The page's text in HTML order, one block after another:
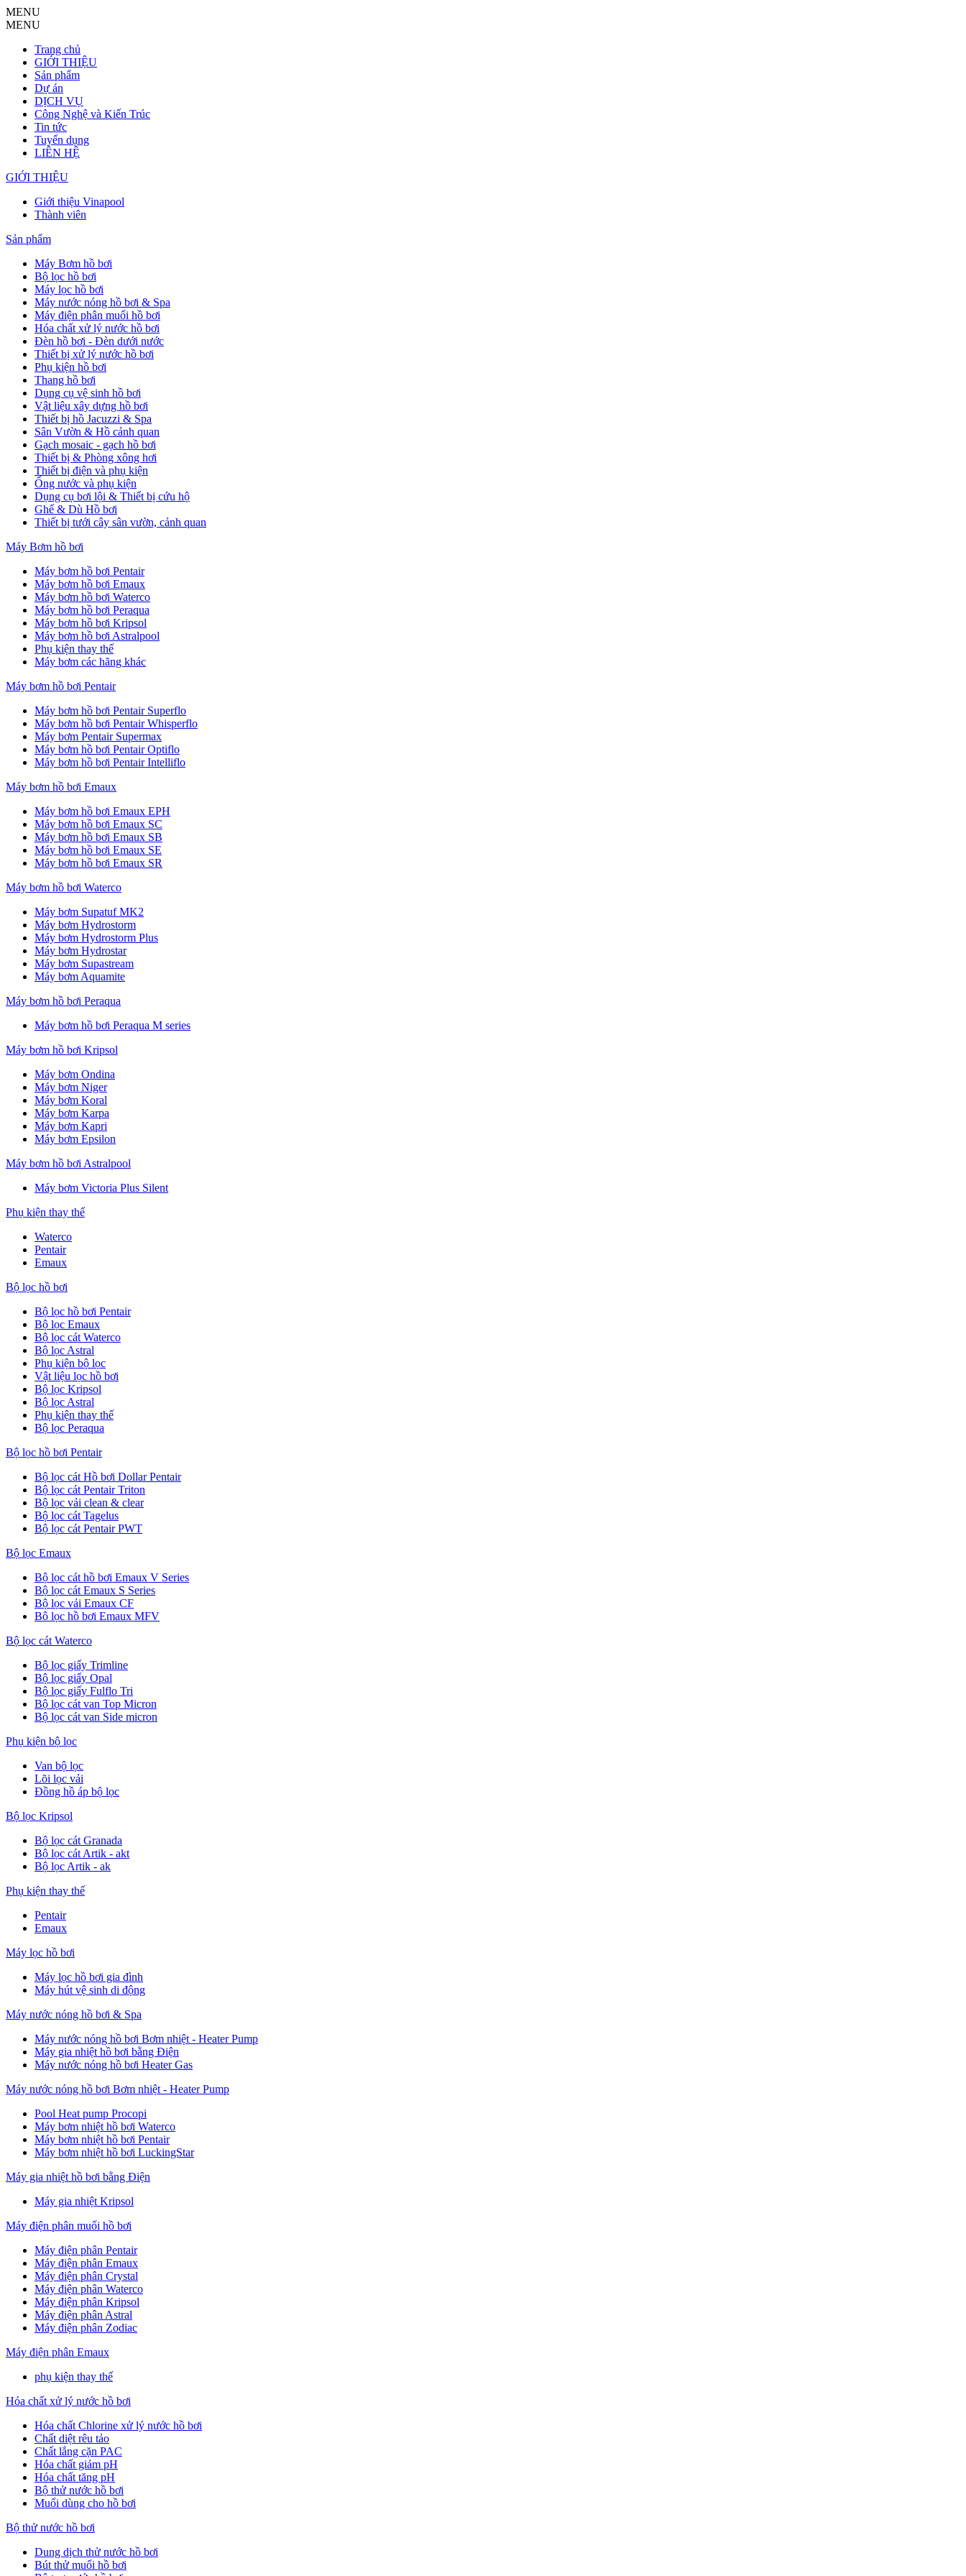
MENU
MENU
Trang chủ
GIỚI THIỆU
Sản phẩm
Dự án
DỊCH VỤ
Công Nghệ và Kiến Trúc
Tin tức
Tuyển dụng
LIÊN HỆ
GIỚI THIỆU
Giới thiệu Vinapool
Thành viên
Sản phẩm
Máy Bơm hồ bơi
Bộ lọc hồ bơi
Máy lọc hồ bơi
Máy nước nóng hồ bơi & Spa
Máy điện phân muối hồ bơi
Hóa chất xử lý nước hồ bơi
Đèn hồ bơi - Đèn dưới nước
Thiết bị xử lý nước hồ bơi
Phụ kiện hồ bơi
Thang hồ bơi
Dụng cụ vệ sinh hồ bơi
Vật liệu xây dựng hồ bơi
Thiết bị hồ Jacuzzi & Spa
Sân Vườn & Hồ cảnh quan
Gạch mosaic - gạch hồ bơi
Thiết bị & Phòng xông hơi
Thiết bị điện và phụ kiện
Ống nước và phụ kiện
Dụng cụ bơi lội & Thiết bị cứu hộ
Ghế & Dù Hồ bơi
Thiết bị tưới cây sân vườn, cảnh quan
Máy Bơm hồ bơi
Máy bơm hồ bơi Pentair
Máy bơm hồ bơi Emaux
Máy bơm hồ bơi Waterco
Máy bơm hồ bơi Peraqua
Máy bơm hồ bơi Kripsol
Máy bơm hồ bơi Astralpool
Phụ kiện thay thế
Máy bơm các hãng khác
Máy bơm hồ bơi Pentair
Máy bơm hồ bơi Pentair Superflo
Máy bơm hồ bơi Pentair Whisperflo
Máy bơm Pentair Supermax
Máy bơm hồ bơi Pentair Optiflo
Máy bơm hồ bơi Pentair Intelliflo
Máy bơm hồ bơi Emaux
Máy bơm hồ bơi Emaux EPH
Máy bơm hồ bơi Emaux SC
Máy bơm hồ bơi Emaux SB
Máy bơm hồ bơi Emaux SE
Máy bơm hồ bơi Emaux SR
Máy bơm hồ bơi Waterco
Máy bơm Supatuf MK2
Máy bơm Hydrostorm
Máy bơm Hydrostorm Plus
Máy bơm Hydrostar
Máy bơm Supastream
Máy bơm Aquamite
Máy bơm hồ bơi Peraqua
Máy bơm hồ bơi Peraqua M series
Máy bơm hồ bơi Kripsol
Máy bơm Ondina
Máy bơm Niger
Máy bơm Koral
Máy bơm Karpa
Máy bơm Kapri
Máy bơm Epsilon
Máy bơm hồ bơi Astralpool
Máy bơm Victoria Plus Silent
Phụ kiện thay thế
Waterco
Pentair
Emaux
Bộ lọc hồ bơi
Bộ lọc hồ bơi Pentair
Bộ lọc Emaux
Bộ lọc cát Waterco
Bộ lọc Astral
Phụ kiện bộ lọc
Vật liệu lọc hồ bơi
Bộ lọc Kripsol
Bộ lọc Astral
Phụ kiện thay thế
Bộ lọc Peraqua
Bộ lọc hồ bơi Pentair
Bộ lọc cát Hồ bơi Dollar Pentair
Bộ lọc cát Pentair Triton
Bộ lọc vải clean & clear
Bộ lọc cát Tagelus
Bộ lọc cát Pentair PWT
Bộ lọc Emaux
Bộ lọc cát hồ bơi Emaux V Series
Bộ lọc cát Emaux S Series
Bộ lọc vải Emaux CF
Bô lọc hồ bơi Emaux MFV
Bộ lọc cát Waterco
Bộ lọc giấy Trimline
Bộ lọc giấy Opal
Bộ lọc giấy Fulflo Tri
Bộ lọc cát van Top Micron
Bộ lọc cát van Side micron
Phụ kiện bộ lọc
Van bộ lọc
Lõi lọc vải
Đồng hồ áp bộ lọc
Bộ lọc Kripsol
Bộ lọc cát Granada
Bộ lọc cát Artik - akt
Bộ lọc Artik - ak
Phụ kiện thay thế
Pentair
Emaux
Máy lọc hồ bơi
Máy lọc hồ bơi gia đình
Máy hút vệ sinh di động
Máy nước nóng hồ bơi & Spa
Máy nước nóng hồ bơi Bơm nhiệt - Heater Pump
Máy gia nhiệt hồ bơi bằng Điện
Máy nước nóng hồ bơi Heater Gas
Máy nước nóng hồ bơi Bơm nhiệt - Heater Pump
Pool Heat pump Procopi
Máy bơm nhiệt hồ bơi Waterco
Máy bơm nhiệt hồ bơi Pentair
Máy bơm nhiệt hồ bơi LuckingStar
Máy gia nhiệt hồ bơi bằng Điện
Máy gia nhiệt Kripsol
Máy điện phân muối hồ bơi
Máy điện phân Pentair
Máy điện phân Emaux
Máy điện phân Crystal
Máy điện phân Waterco
Máy điện phân Kripsol
Máy điện phân Astral
Máy điện phân Zodiac
Máy điện phân Emaux
phụ kiện thay thế
Hóa chất xử lý nước hồ bơi
Hóa chất Chlorine xử lý nước hồ bơi
Chất diệt rêu tảo
Chất lắng cặn PAC
Hóa chất giảm pH
Hóa chất tăng pH
Bộ thử nước hồ bơi
Muối dùng cho hồ bơi
Bộ thử nước hồ bơi
Dung dịch thử nước hồ bơi
Bút thử muối hồ bơi